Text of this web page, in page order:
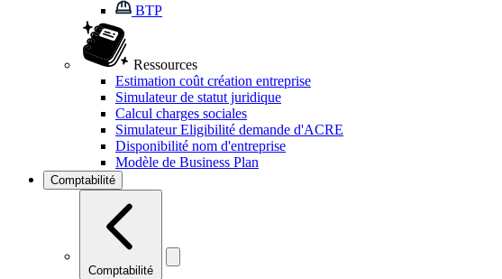
BTP
Ressources
Estimation coût création entreprise
Simulateur de statut juridique
Calcul charges sociales
Simulateur Eligibilité demande d'ACRE
Disponibilité nom d'entreprise
Modèle de Business Plan
Comptabilité
Comptabilité